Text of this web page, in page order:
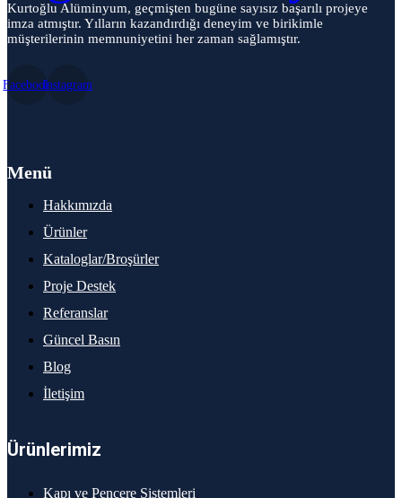
Kurtoğlu Alüminyum, geçmişten bugüne sayısız başarılı projeye
imza atmıştır. Yılların kazandırdığı deneyim ve birikimle
müşterilerinin memnuniyetini her zaman sağlamıştır.
FacebookInstagram
Menü
Hakkımızda
Ürünler
Kataloglar/Broşürler
Proje Destek
Referanslar
Güncel Basın
Blog
İletişim
Ürünlerimiz
Kapı ve Pencere Sistemleri